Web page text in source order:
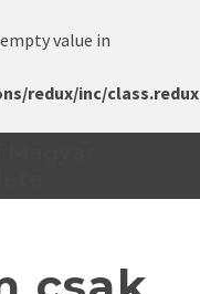
value in
redux/inc/